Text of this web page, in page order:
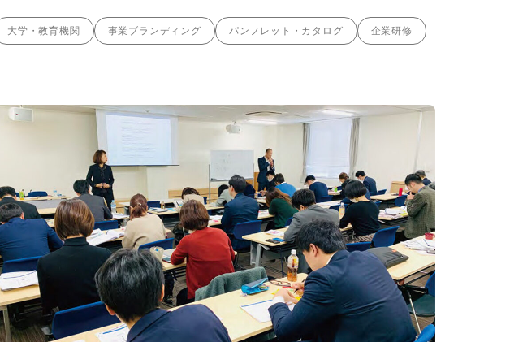
大学・教育機関 事業ブランディング パンフレット・カタログ 企業研修